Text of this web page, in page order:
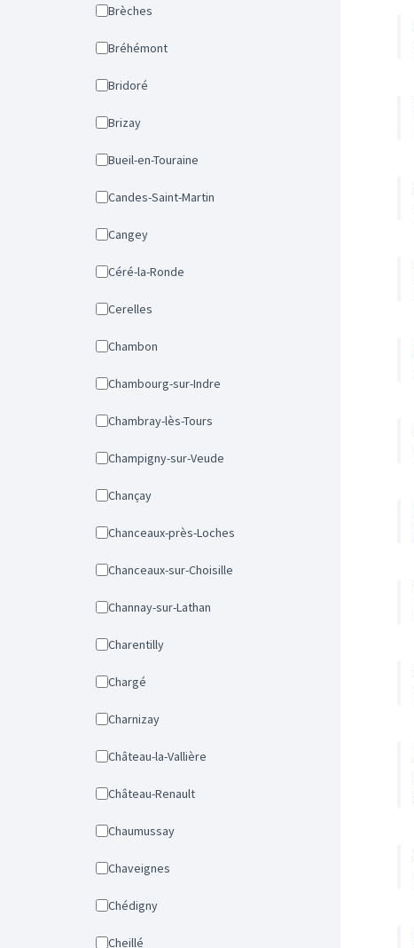
Brèches
Bréhémont
Bridoré
Brizay
Bueil-en-Touraine
Candes-Saint-Martin
Cangey
Céré-la-Ronde
Cerelles
Chambon
Chambourg-sur-Indre
Chambray-lès-Tours
Champigny-sur-Veude
Chançay
Chanceaux-près-Loches
Chanceaux-sur-Choisille
Channay-sur-Lathan
Charentilly
Chargé
Charnizay
Château-la-Vallière
Château-Renault
Chaumussay
Chaveignes
Chédigny
Cheillé